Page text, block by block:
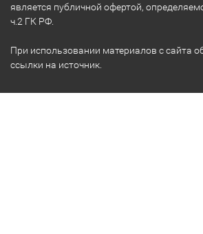
является публичной офертой,
ч.2 ГК РФ.
При использовании материалов с сайта
ссылки на источник.